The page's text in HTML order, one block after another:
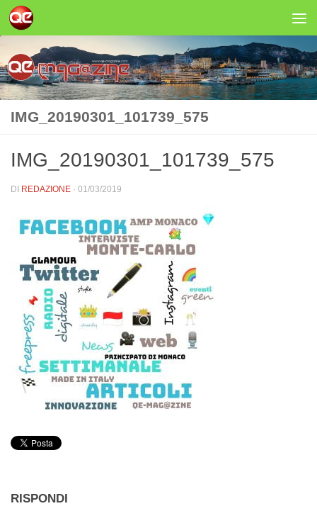
Salta al contenuto
IMG_20190301_101739_575
IMG_20190301_101739_575
DI REDAZIONE · 01/03/2019
RISPONDI